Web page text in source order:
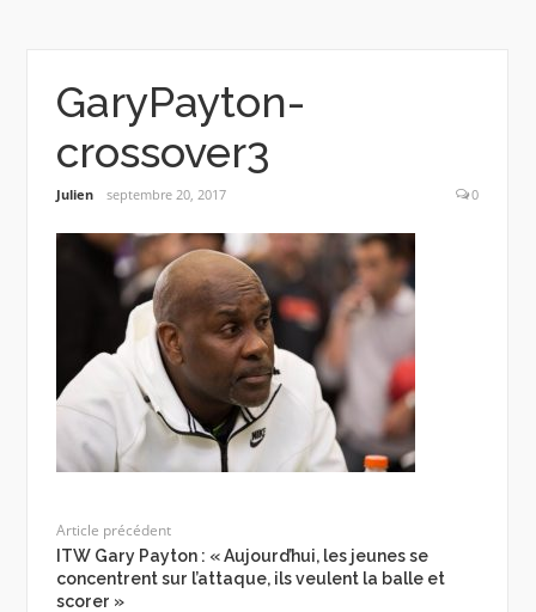
GaryPayton-
crossover3
Julien septembre 20, 2017 0
Article précédent
ITW Gary Payton : « Aujourd’hui, les jeunes se
concentrent sur l’attaque, ils veulent la balle et
scorer »